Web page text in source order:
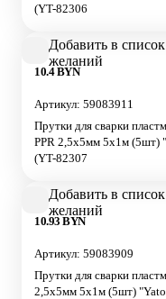
(YT-82306
10.4 BYN
Артикул: 59083911
Прутки для сварки
PPR 2,5х5мм 5х1м (5шт)
(YT-82307
Добавить в список
желаний
10.93 BYN
Артикул: 59083909
Прутки для сварки
2,5х5мм 5х1м (5шт)
Добавить в список
желаний